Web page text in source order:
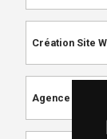
Création Site
Agence de